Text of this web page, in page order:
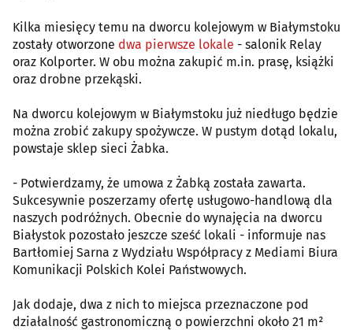
Kilka miesięcy temu na dworcu kolejowym w Białymstoku
zostały otworzone dwa pierwsze lokale - salonik Relay
oraz Kolporter. W obu można zakupić m.in. prasę, książki
oraz drobne przekąski.
Na dworcu kolejowym w Białymstoku już niedługo będzie
można zrobić zakupy spożywcze. W pustym dotąd lokalu,
powstaje sklep sieci Żabka.
- Potwierdzamy, że umowa z Żabką została zawarta.
Sukcesywnie poszerzamy ofertę usługowo-handlową dla
naszych podróżnych. Obecnie do wynajęcia na dworcu
Białystok pozostało jeszcze sześć lokali - informuje nas
Bartłomiej Sarna z Wydziału Współpracy z Mediami Biura
Komunikacji Polskich Kolei Państwowych.
Jak dodaje, dwa z nich to miejsca przeznaczone pod
działalność gastronomiczną o powierzchni około 21 m²